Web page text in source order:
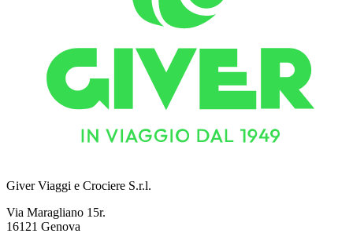
Giver Viaggi e Crociere S.r.l.
Via Maragliano 15r.
16121 Genova